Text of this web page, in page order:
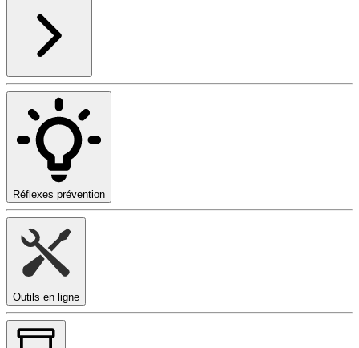
Réflexes prévention
Outils en ligne